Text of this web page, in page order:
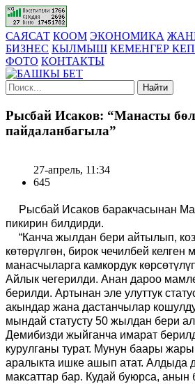
САЯСАТ КООМ ЭКОНОМИКА
БИЗНЕС КЫЛМЫШ КЕМЕНГЕР КЕП
ФОТО КОНТАКТЫ
Найти
Рысбай Исаков: “Манасты
пайдаланбагыла”
27-апрель, 11:34
645
Рысбай Исаков баракчасынан
пикирин билдирди.
“Канча жылдан бери айтылып,
көтөрүлгөн, бирок чечилбей келген
манасчыларга камкордук
Айлык чегерилди. Анан дароо
берилди. Артынан эле улуттук
акындар жана дастанчылар
мындай статусту 50 жылдан бери
Демибизди жыйганча имарат
курулганы турат. Мунун баары
аралыкта ишке ашып атат. Алдыда
максаттар бар. Кудай буюрса,